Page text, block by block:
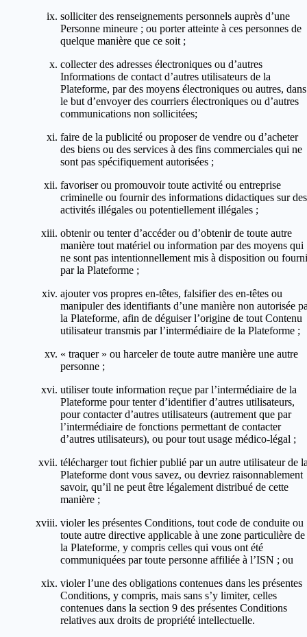
solliciter des renseignements personnels auprès d’une
Personne mineure ; ou porter atteinte à ces personnes de
quelque manière que ce soit ;
collecter des adresses électroniques ou d’autres
Informations de contact d’autres utilisateurs de la
Plateforme, par des moyens électroniques ou autres, dans
le but d’envoyer des courriers électroniques ou d’autres
communications non sollicitées;
faire de la publicité ou proposer de vendre ou d’acheter
des biens ou des services à des fins commerciales qui ne
sont pas spécifiquement autorisées ;
favoriser ou promouvoir toute activité ou entreprise
criminelle ou fournir des informations didactiques sur des
activités illégales ou potentiellement illégales ;
obtenir ou tenter d’accéder ou d’obtenir de toute autre
manière tout matériel ou information par des moyens qui
ne sont pas intentionnellement mis à disposition ou
par la Plateforme ;
ajouter vos propres en-têtes, falsifier des en-têtes ou
manipuler des identifiants d’une manière non autorisée
la Plateforme, afin de déguiser l’origine de tout Contenu
utilisateur transmis par l’intermédiaire de la Plateforme ;
« traquer » ou harceler de toute autre manière une autre
personne ;
utiliser toute information reçue par l’intermédiaire de la
Plateforme pour tenter d’identifier d’autres utilisateurs,
pour contacter d’autres utilisateurs (autrement que par
l’intermédiaire de fonctions permettant de contacter
d’autres utilisateurs), ou pour tout usage médico-légal ;
télécharger tout fichier publié par un autre utilisateur de
Plateforme dont vous savez, ou devriez raisonnablement
savoir, qu’il ne peut être légalement distribué de cette
manière ;
violer les présentes Conditions, tout code de conduite ou
toute autre directive applicable à une zone particulière de
la Plateforme, y compris celles qui vous ont été
communiquées par toute personne affiliée à l’ISN ; ou
violer l’une des obligations contenues dans les présentes
Conditions, y compris, mais sans s’y limiter, celles
contenues dans la section 9 des présentes Conditions
relatives aux droits de propriété intellectuelle.